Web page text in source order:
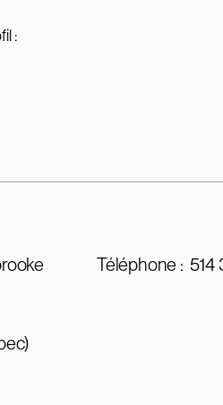
:
Téléphone :514